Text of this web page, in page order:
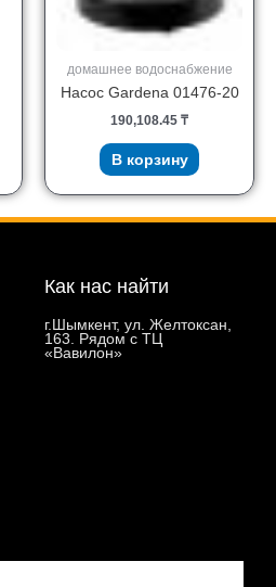
домашнее водоснабжение
Насос Gardena 01476-20
190,108.45 ₸
В корзину
Как нас найти
г.Шымкент, ул. Желтоксан,
163. Рядом с ТЦ
«Вавилон»